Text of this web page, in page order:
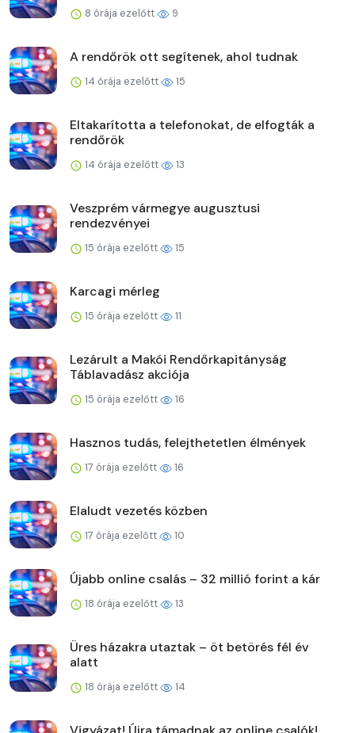
8 órája ezelőtt 9
A rendőrök ott segítenek, ahol tudnak
14 órája ezelőtt 15
Eltakarította a telefonokat, de elfogták a
rendőrök
14 órája ezelőtt 13
Veszprém vármegye augusztusi
rendezvényei
15 órája ezelőtt 15
Karcagi mérleg
15 órája ezelőtt 11
Lezárult a Makói Rendőrkapitányság
Táblavadász akciója
15 órája ezelőtt 16
Hasznos tudás, felejthetetlen élmények
17 órája ezelőtt 16
Elaludt vezetés közben
17 órája ezelőtt 10
Újabb online csalás – 32 millió forint a kár
18 órája ezelőtt 13
Üres házakra utaztak – öt betörés fél év
alatt
18 órája ezelőtt 14